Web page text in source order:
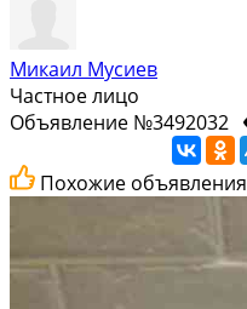
Микаил Мусиев
Частное лицо
Объявление №3492032
Похожие объявления